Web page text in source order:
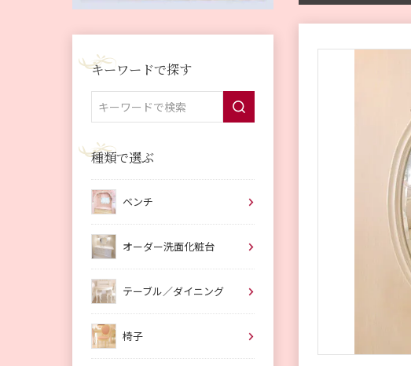
キーワードで探す
種類で選ぶ
ベンチ
オーダー洗面化粧台
テーブル／ダイニング
椅子